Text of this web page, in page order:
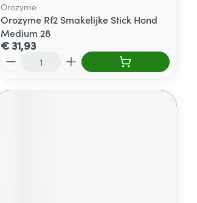
Orozyme
Orozyme Rf2 Smakelijke Stick Hond
Medium 28
€ 31,93